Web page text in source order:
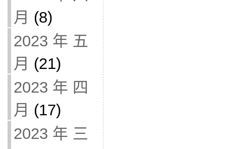
月 (8)
2023 年 五
月 (21)
2023 年 四
月 (17)
2023 年 三